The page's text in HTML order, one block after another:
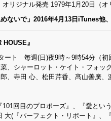
リジナル発売 1979年1月20日（オ
ないで」2016年4月13日iTunes他
』
ート 毎週(日)夜9時～9時54分（初
、シャーロット・ケイト・フォッ
、寺田 心、松田芹香、髙山善廣
回目のプロポーズ』、『愛とい
大(『パーフェクト・リポート』、